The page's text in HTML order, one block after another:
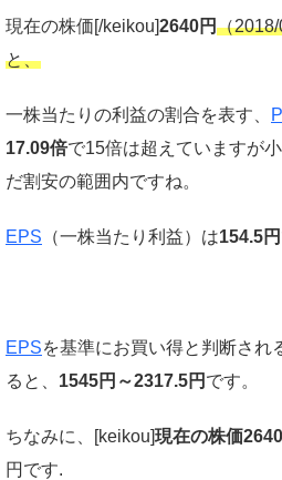
現在の株価[/keikou]2640円（
と、
一株当たりの利益の割合を表す、
17.09倍で15倍は超えていますが
だ割安の範囲内ですね。
EPS （一株当たり利益）は154.5円
EPSを基準にお買い得と判断され
ると、 1545円～2317.5円 です。
ちなみに、[keikou]現在の株価
円です.